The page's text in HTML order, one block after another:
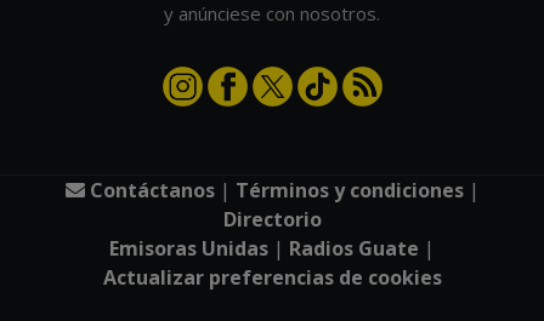
y anúnciese con nosotros.
Contáctanos| Términos y condiciones|
Directorio
Emisoras Unidas | Radios Guate |
Actualizar preferencias de cookies